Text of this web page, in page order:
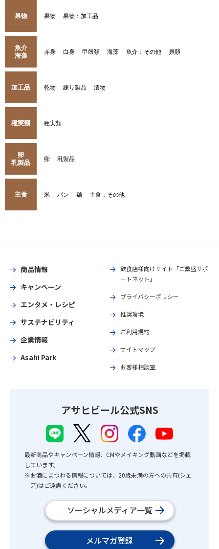
果物 果物 果物：加工品
魚介
海藻
赤身 白身 甲殻類 海藻 魚介：その他 貝類
加工品 乾物 練り製品 漬物
種実類 種実類
卵
乳製品
卵 乳製品
主食 米 パン 麺 主食：その他
商品情報
キャンペーン
エンタメ・レシピ
サステナビリティ
企業情報
Asahi Park
飲食店様向けサイト「ご繁盛サポ
ートネット」
プライバシーポリシー
推奨環境
ご利用規約
サイトマップ
お客様相談室
アサヒビール公式SNS
最新商品やキャンペーン情報、CMやメイキング動画などを掲載
しています。
※お酒にまつわる情報については、20歳未満の方への共有(シェ
ア)はご遠慮ください。
ソーシャルメディア一覧
メルマガ登録